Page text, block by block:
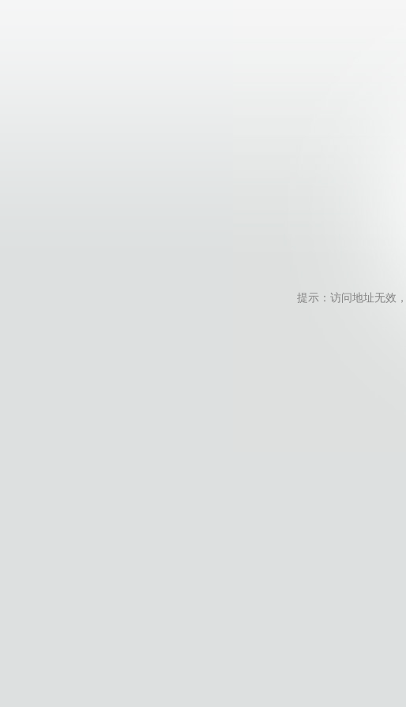
提示：访问地址无效